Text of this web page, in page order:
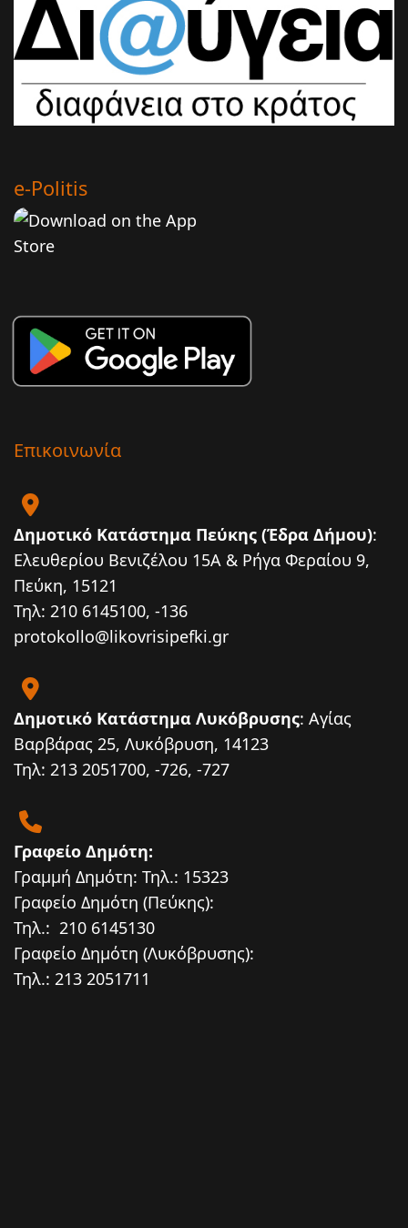
e-Politis
Επικοινωνία
Δημοτικό Κατάστημα Πεύκης (Έδρα Δήμου):
Ελευθερίου Βενιζέλου 15Α & Ρήγα Φεραίου 9,
Πεύκη, 15121
Τηλ: 210 6145100, -136
protokollo@likovrisipefki.gr
Δημοτικό Κατάστημα Λυκόβρυσης: Αγίας
Βαρβάρας 25, Λυκόβρυση, 14123
Τηλ: 213 2051700, -726, -727
Γραφείο Δημότη:
Γραμμή Δημότη: Τηλ.: 15323
Γραφείο Δημότη (Πεύκης):
Τηλ.: 210 6145130
Γραφείο Δημότη (Λυκόβρυσης):
Τηλ.: 213 2051711